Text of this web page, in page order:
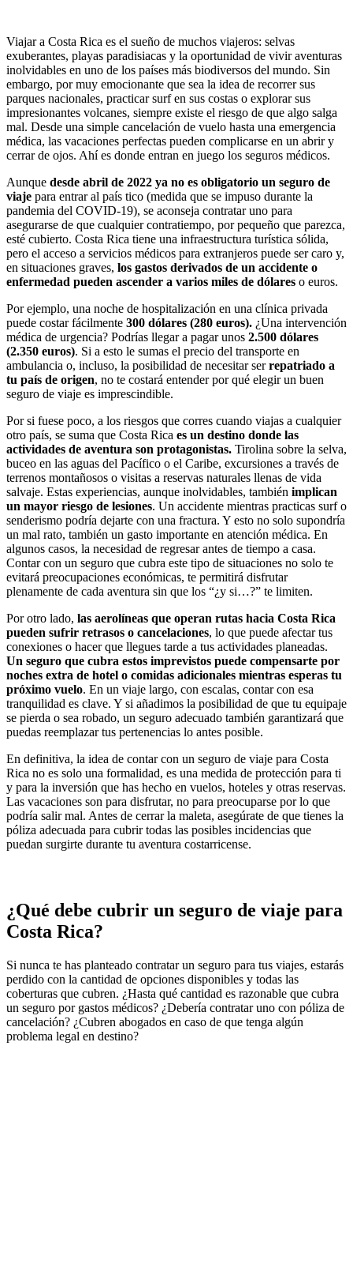
Viajar a Costa Rica es el sueño de muchos viajeros: selvas
exuberantes, playas paradisiacas y la oportunidad de vivir aventuras
inolvidables en uno de los países más biodiversos del mundo. Sin
embargo, por muy emocionante que sea la idea de recorrer sus
parques nacionales, practicar surf en sus costas o explorar sus
impresionantes volcanes, siempre existe el riesgo de que algo salga
mal. Desde una simple cancelación de vuelo hasta una emergencia
médica, las vacaciones perfectas pueden complicarse en un abrir y
cerrar de ojos. Ahí es donde entran en juego los seguros médicos.
Aunque desde abril de 2022 ya no es obligatorio un seguro de
viaje para entrar al país tico (medida que se impuso durante la
pandemia del COVID-19), se aconseja contratar uno para
asegurarse de que cualquier contratiempo, por pequeño que parezca,
esté cubierto. Costa Rica tiene una infraestructura turística sólida,
pero el acceso a servicios médicos para extranjeros puede ser caro y,
en situaciones graves, los gastos derivados de un accidente o
enfermedad pueden ascender a varios miles de dólares o euros.
Por ejemplo, una noche de hospitalización en una clínica privada
puede costar fácilmente 300 dólares (280 euros). ¿Una intervención
médica de urgencia? Podrías llegar a pagar unos 2.500 dólares
(2.350 euros). Si a esto le sumas el precio del transporte en
ambulancia o, incluso, la posibilidad de necesitar serrepatriado a
tu país de origen, no te costará entender por qué elegir un buen
seguro de viaje es imprescindible.
Por si fuese poco, a los riesgos que corres cuando viajas a cualquier
otro país, se suma que Costa Rica es un destino donde las
actividades de aventura son protagonistas. Tirolina sobre la selva,
buceo en las aguas del Pacífico o el Caribe, excursiones a través de
terrenos montañosos o visitas a reservas naturales llenas de vida
salvaje. Estas experiencias, aunque inolvidables, también implican
un mayor riesgo de lesiones. Un accidente mientras practicas surf o
senderismo podría dejarte con una fractura. Y esto no solo supondría
un mal rato, también un gasto importante en atención médica. En
algunos casos, la necesidad de regresar antes de tiempo a casa.
Contar con un seguro que cubra este tipo de situaciones no solo te
evitará preocupaciones económicas, te permitirá disfrutar
plenamente de cada aventura sin que los “¿y si…?” te limiten.
Por otro lado, las aerolíneas que operan rutas hacia Costa Rica
pueden sufrir retrasos o cancelaciones, lo que puede afectar tus
conexiones o hacer que llegues tarde a tus actividades planeadas.
Un seguro que cubra estos imprevistos puede compensarte por
noches extra de hotel o comidas adicionales mientras esperas tu
próximo vuelo. En un viaje largo, con escalas, contar con esa
tranquilidad es clave. Y si añadimos la posibilidad de que tu equipaje
se pierda o sea robado, un seguro adecuado también garantizará que
puedas reemplazar tus pertenencias lo antes posible.
En definitiva, la idea de contar con un seguro de viaje para Costa
Rica no es solo una formalidad, es una medida de protección para ti
y para la inversión que has hecho en vuelos, hoteles y otras reservas.
Las vacaciones son para disfrutar, no para preocuparse por lo que
podría salir mal. Antes de cerrar la maleta, asegúrate de que tienes la
póliza adecuada para cubrir todas las posibles incidencias que
puedan surgirte durante tu aventura costarricense.
¿Qué debe cubrir un seguro de viaje para
Costa Rica?
Si nunca te has planteado contratar un seguro para tus viajes, estarás
perdido con la cantidad de opciones disponibles y todas las
coberturas que cubren. ¿Hasta qué cantidad es razonable que cubra
un seguro por gastos médicos? ¿Debería contratar uno con póliza de
cancelación? ¿Cubren abogados en caso de que tenga algún
problema legal en destino?